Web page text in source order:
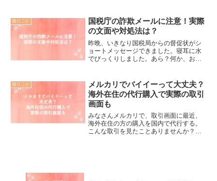
われた方もおられると思います。一体変
更箇所はどこなのか？わから...
困りごと
国税庁の詐欺メールに注意！実際
の文面や対処法は？
昨晩、いきなり国税局からの督促状がシ
ョートメッセージできました。寝耳に水
でびっくりしました。あら？何か、お支
度も諸役所に通うこともあり、何か手落
ちがあったのか思ってしま...
困りごと
メルカリでバイイーって大丈夫？
海外在住の代行購入で実際の取引
画面も
みなさんメルカリで、取引画面に最近、
海外在住の方の購入を国内で代行する。
こんな取引を見たことありませんか？